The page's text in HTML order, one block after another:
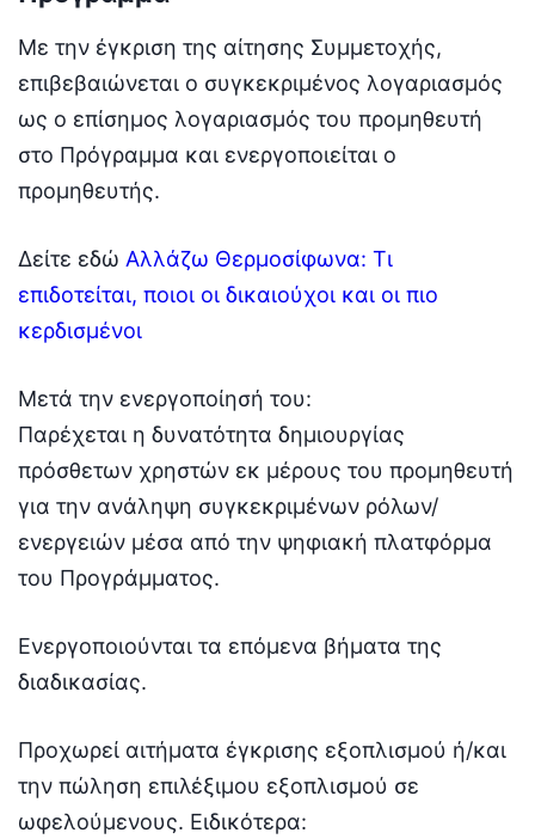
Με την έγκριση της αίτησης Συμμετοχής,
επιβεβαιώνεται ο συγκεκριμένος λογαριασμός
ως ο επίσημος λογαριασμός του προμηθευτή
στο Πρόγραμμα και ενεργοποιείται ο
προμηθευτής.
Δείτε εδώ Αλλάζω Θερμοσίφωνα: Τι
επιδοτείται, ποιοι οι δικαιούχοι και οι πιο
κερδισμένοι
Μετά την ενεργοποίησή του:
Παρέχεται η δυνατότητα δημιουργίας
πρόσθετων χρηστών εκ μέρους του προμηθευτή
για την ανάληψη συγκεκριμένων ρόλων/
ενεργειών μέσα από την ψηφιακή πλατφόρμα
του Προγράμματος.
Ενεργοποιούνται τα επόμενα βήματα της
διαδικασίας.
Προχωρεί αιτήματα έγκρισης εξοπλισμού ή/και
την πώληση επιλέξιμου εξοπλισμού σε
ωφελούμενους. Ειδικότερα: